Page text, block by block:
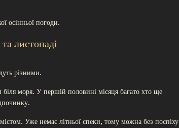
осінньої погоди.
листопаді
різними.
моря. У першій половині місяця багато хто ще
Уже немає літньої спеки, тому можна без поспіху